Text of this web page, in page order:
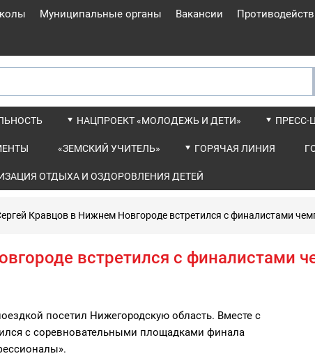
Муниципальные органы Вакансии
НАЦПРОЕКТ «МОЛОДЕЖЬ И ДЕТИ» ПРЕСС-
«ЗЕМСКИЙ УЧИТЕЛЬ» ГОРЯЧАЯ ЛИНИЯ
ОТДЫХА И ОЗДОРОВЛЕНИЯ ДЕТЕЙ
Кравцов в Нижнем Новгороде встретился с финалистами
встретился с финалистами
посетил Нижегородскую область. Вместе с
с соревновательными площадками финала